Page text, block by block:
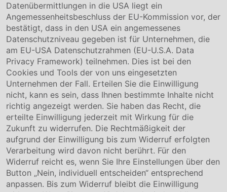
Über uns
Compliance
Hinweisgebersystem
Karriere
Service & Kontakt
Kontakt
Downloads
Garantiebedingungen
Zertifikate
Rechtliches
Impressum
AGB
Datenschutz
Datenübermittlungen in die USA liegt ein
Angemessenheitsbeschluss der EU-Kommission vor, der
bestätigt, dass in den USA ein angemessenes
Datenschutzniveau gegeben ist für Unternehmen, die
am EU-USA Datenschutzrahmen (EU-U.S.A. Data
Privacy Framework) teilnehmen. Dies ist bei den
Cookies und Tools der von uns eingesetzten
Unternehmen der Fall. Erteilen Sie die Einwilligung
nicht, kann es sein, dass Ihnen bestimmte Inhalte nicht
richtig angezeigt werden. Sie haben das Recht, die
erteilte Einwilligung jederzeit mit Wirkung für die
Zukunft zu widerrufen. Die Rechtmäßigkeit der
aufgrund der Einwilligung bis zum Widerruf erfolgten
Verarbeitung wird davon nicht berührt. Für den
Widerruf reicht es, wenn Sie Ihre Einstellungen über den
Button „Nein, individuell entscheiden“ entsprechend
anpassen. Bis zum Widerruf bleibt die Einwilligung